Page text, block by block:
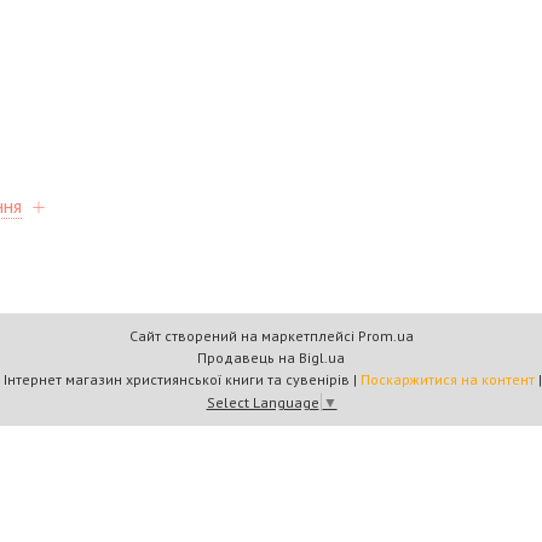
Сайт створений на маркетплейсі Prom.ua
Продавець на Bigl.ua
Книжковий дім «Барви+» — Інтернет магазин християнської книги та сувенірів | Поскаржитися на контент |
Select Language ▼